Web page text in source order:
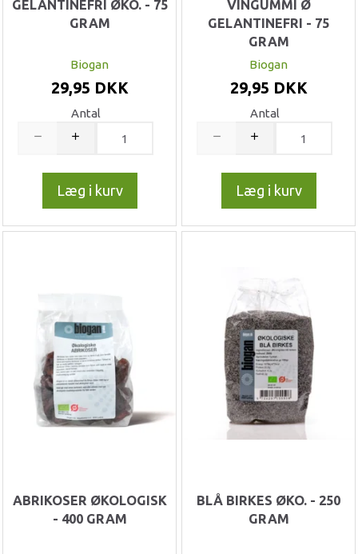
GELANTINEFRI ØKO. - 75
GRAM
Biogan
29,95 DKK
Antal
Læg i kurv
VINGUMMI Ø
GELANTINEFRI - 75
GRAM
Biogan
29,95 DKK
Antal
Læg i kurv
ABRIKOSER ØKOLOGISK
- 400 GRAM
BLÅ BIRKES ØKO. - 250
GRAM